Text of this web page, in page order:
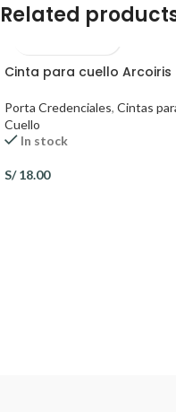
Related
Cinta para cuello Arcoiris
Porta Credenciales, Cintas
Cuello
In stock
S/18.00